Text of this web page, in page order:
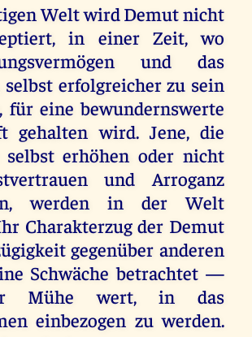
Welt wird Demut nicht
in einer Zeit, wo
und das
selbst erfolgreicher zu sein
für eine bewundernswerte
gehalten wird. Jene, die
erhöhen oder nicht
und Arroganz
werden in der Welt
Charakterzug der Demut
gegenüber anderen
Schwäche betrachtet —
Mühe wert, in das
einbezogen zu werden.